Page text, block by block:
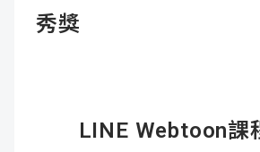
秀獎
LINE Webtoon課